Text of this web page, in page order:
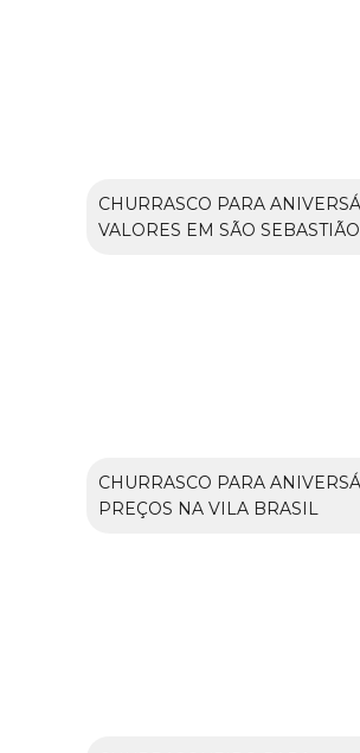
CHURRASCO PARA
VALORES EM SÃO SEBASTIÃO
CHURRASCO PARA
PREÇOS NA VILA BRASIL